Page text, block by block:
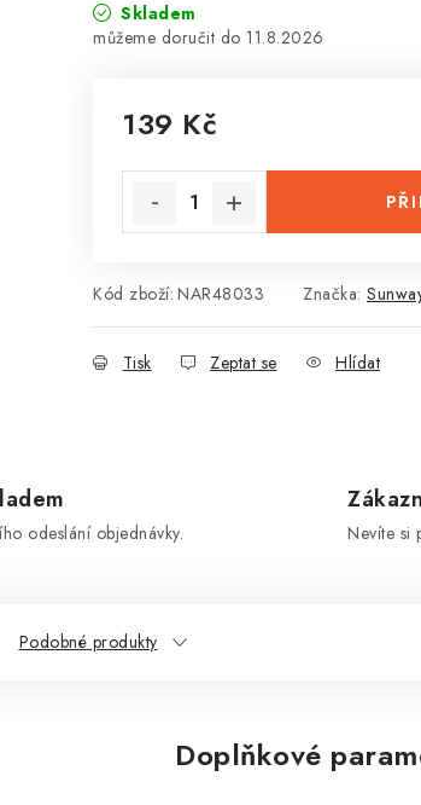
Skladem
11.8.2026
139 Kč
Kód zboží: NAR48033 Značka:
Tisk Zeptat se Hlídat
odeslání objednávky. Nevíte si
Podobné produkty
Doplňkové